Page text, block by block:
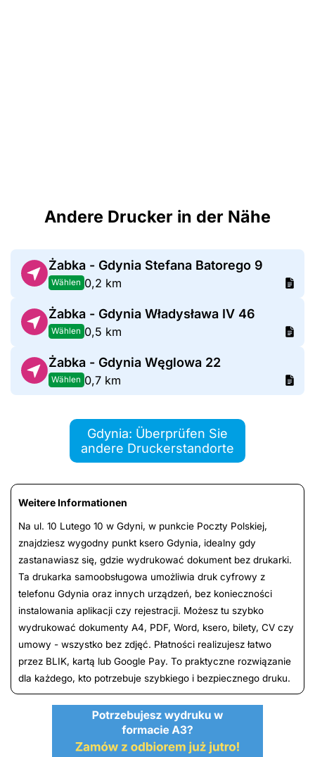
Andere Drucker in der Nähe
Żabka - Gdynia Stefana Batorego 9
Wählen 0,2 km
Żabka - Gdynia Władysława IV 46
Wählen 0,5 km
Żabka - Gdynia Węglowa 22
Wählen 0,7 km
Gdynia: Überprüfen Sie
andere Druckerstandorte
Weitere Informationen
Na ul. 10 Lutego 10 w Gdyni, w punkcie Poczty Polskiej,
znajdziesz wygodny punkt ksero Gdynia, idealny gdy
zastanawiasz się, gdzie wydrukować dokument bez drukarki.
Ta drukarka samoobsługowa umożliwia druk cyfrowy z
telefonu Gdynia oraz innych urządzeń, bez konieczności
instalowania aplikacji czy rejestracji. Możesz tu szybko
wydrukować dokumenty A4, PDF, Word, ksero, bilety, CV czy
umowy - wszystko bez zdjęć. Płatności realizujesz łatwo
przez BLIK, kartą lub Google Pay. To praktyczne rozwiązanie
dla każdego, kto potrzebuje szybkiego i bezpiecznego druku.